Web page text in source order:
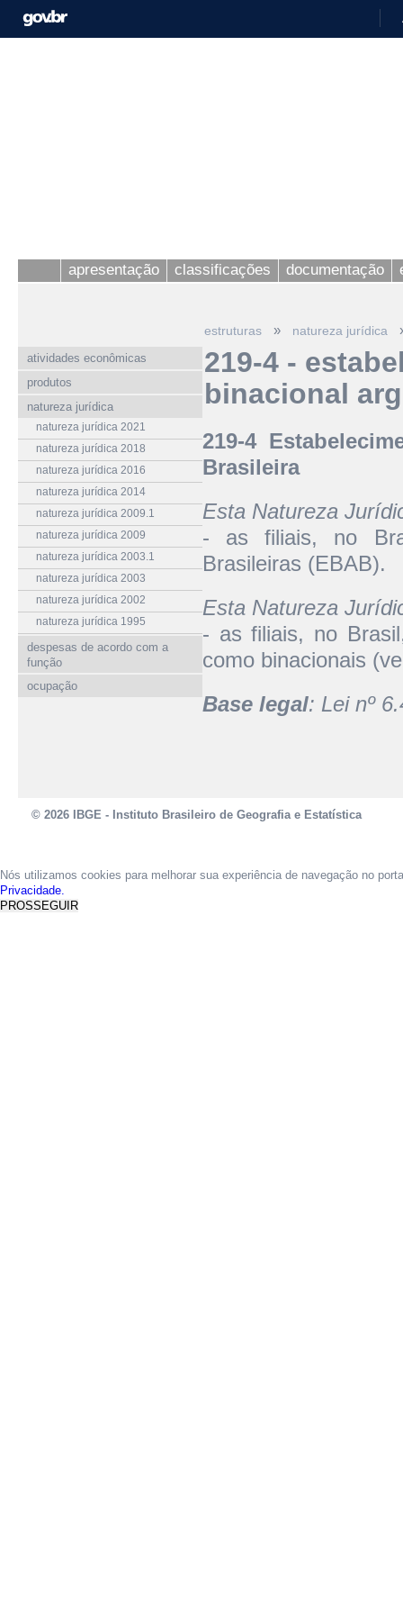
apresentação classificações documentação
atividades econômicas
produtos
natureza jurídica
natureza jurídica 2021
natureza jurídica 2018
natureza jurídica 2016
natureza jurídica 2014
natureza jurídica 2009.1
natureza jurídica 2009
natureza jurídica 2003.1
natureza jurídica 2003
natureza jurídica 2002
natureza jurídica 1995
despesas de acordo com a
função
ocupação
estruturas » natureza jurídica
219-4 -
binacional
219-4
Brasileira
Esta Natureza
- as filiais, no
Brasileiras (EBAB).
Esta Natureza
- as filiais, no
como binacionais
Base legal: Lei nº
© 2026 IBGE - Instituto Brasileiro de Geografia e Estatística
Nós utilizamos cookies para melhorar sua experiência de navegação no
Privacidade.
PROSSEGUIR